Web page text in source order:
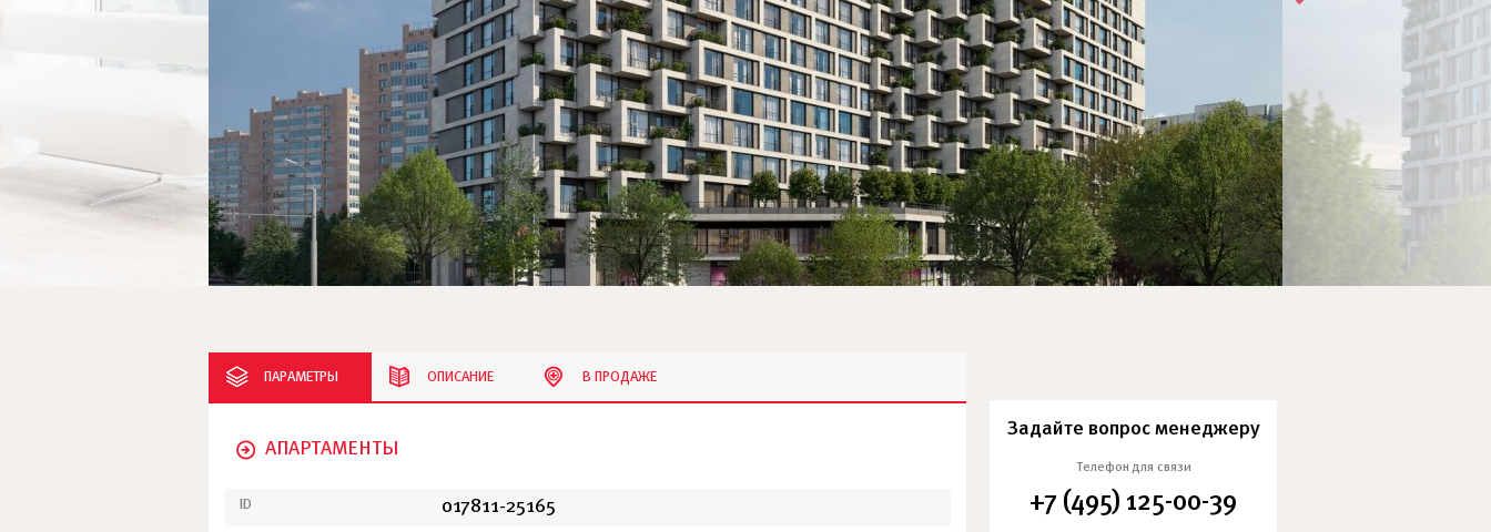
ПАРАМЕТРЫ ОПИСАНИЕ В ПРОДАЖЕ
АПАРТАМЕНТЫ
ID 017811-25165
Задайте вопрос менеджеру
Телефон для связи
+7 (495) 125-00-39